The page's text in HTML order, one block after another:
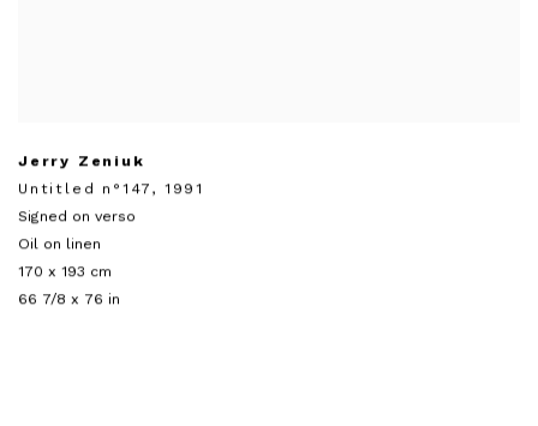
Jerry Zeniuk
Untitled n°147 , 1991
Signed on verso
Oil on linen
170 x 193 cm
66 7/8 x 76 in